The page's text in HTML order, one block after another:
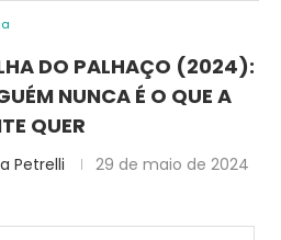
DO PALHAÇO (2024):
NUNCA É O QUE A
QUER
Petrelli 29 de maio de 2024